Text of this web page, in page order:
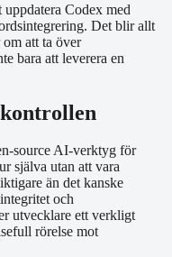
Codex med
Det blir allt
att ta över
bara att leverera en
source AI-verktyg för
själva utan att vara
än det kanske
och
utvecklare ett verkligt
rörelse mot